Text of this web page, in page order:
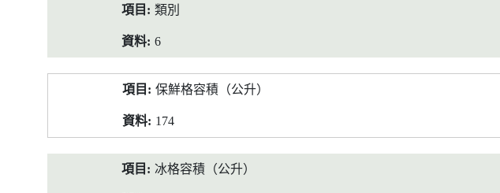
類別
6
保鮮格容積（公升）
174
冰格容積（公升）